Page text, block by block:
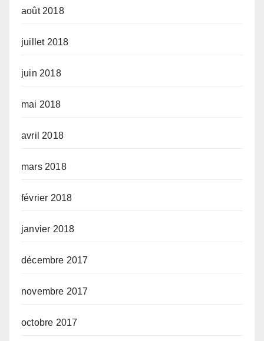
août 2018
juillet 2018
juin 2018
mai 2018
avril 2018
mars 2018
février 2018
janvier 2018
décembre 2017
novembre 2017
octobre 2017